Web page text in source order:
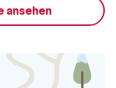
ansehen